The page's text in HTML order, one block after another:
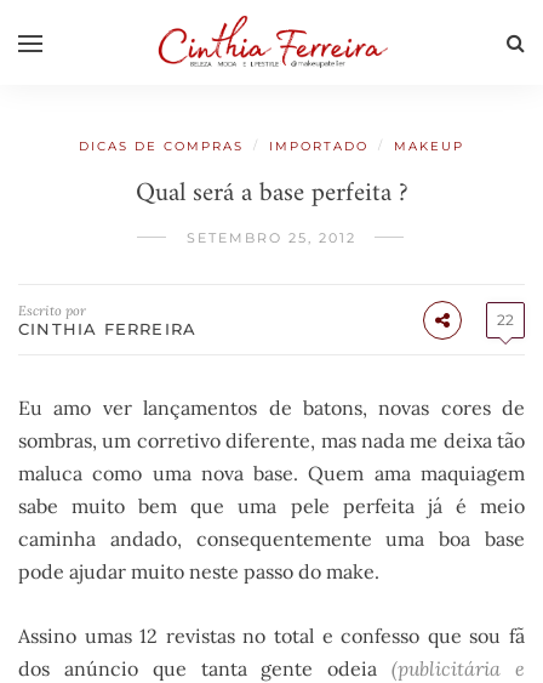
DICAS DE COMPRAS / IMPORTADO / MAKEUP
Qual será a base perfeita ?
SETEMBRO 25, 2012
Escrito por
CINTHIA FERREIRA 22
Eu amo ver lançamentos de batons, novas cores de
sombras, um corretivo diferente, mas nada me deixa tão
maluca como uma nova base. Quem ama maquiagem
sabe muito bem que uma pele perfeita já é meio
caminha andado, consequentemente uma boa base
pode ajudar muito neste passo do make.
Assino umas 12 revistas no total e confesso que sou fã
dos anúncio que tanta gente odeia (publicitária e